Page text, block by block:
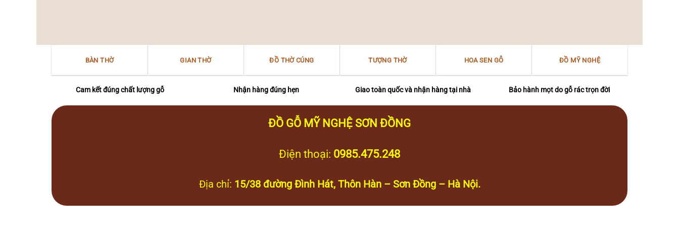
Bộ
Nữ
Nam
Bộ
BÀN THỜ GIAN THỜ ĐỒ THỜ CÚNG TƯỢNG THỜ HOA SEN GỖ ĐỒ MỸ NGHỆ
Cam kết đúng chất lượng gỗ Nhận hàng đúng hẹn Giao toàn quốc và nhận hàng tại nhà Bảo hành mọt do gỗ rác trọn đời
ĐỒ GỖ MỸ NGHỆ SƠN ĐỒNG
Điện thoại: 0985.475.248
Địa chỉ: 15/38 đường Đình Hát, Thôn Hàn – Sơn Đồng – Hà Nội.